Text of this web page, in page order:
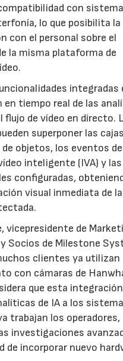
con
lo que posibilita la
con el personal sobre el
la misma plataforma de
integradas
en tiempo real de las
flujo de vídeo en directo.
superponer las
objetos, los eventos de
inteligente (IVA) y las
configuradas,
visual inmediata de la
vicepresidente de
Socios de Milestone
clientes ya utilizan
con cámaras de
que esta integración
de IA a los
trabajan los operadores,
investigaciones
de incorporar nuevo